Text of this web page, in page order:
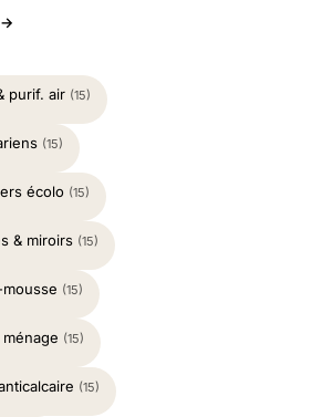
→
purif. air (15)
(15)
écolo (15)
& miroirs (15)
(15)
(15)
(15)